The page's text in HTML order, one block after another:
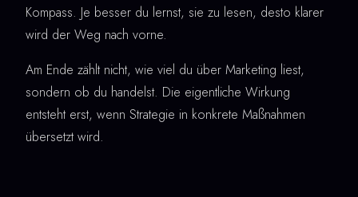
Kompass. Je besser du lernst, sie zu lesen, desto klarer
wird der Weg nach vorne.
Am Ende zählt nicht, wie viel du über Marketing liest,
sondern ob du handelst. Die eigentliche Wirkung
entsteht erst, wenn Strategie in konkrete Maßnahmen
übersetzt wird.